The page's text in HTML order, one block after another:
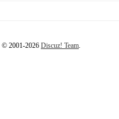
© 2001-2026 Discuz! Team.